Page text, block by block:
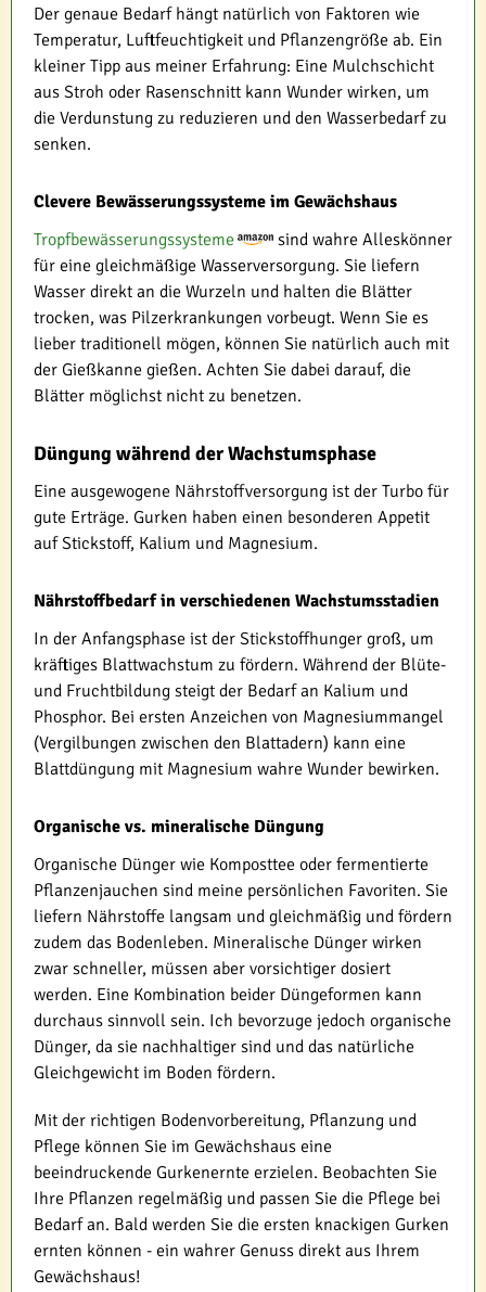
Der genaue Bedarf hängt natürlich von Faktoren wie
Temperatur, Luftfeuchtigkeit und Pflanzengröße ab. Ein
kleiner Tipp aus meiner Erfahrung: Eine Mulchschicht
aus Stroh oder Rasenschnitt kann Wunder wirken, um
die Verdunstung zu reduzieren und den Wasserbedarf zu
senken.
Clevere Bewässerungssysteme im Gewächshaus
Tropfbewässerungssysteme
sind wahre Alleskönner
für eine gleichmäßige Wasserversorgung. Sie liefern
Wasser direkt an die Wurzeln und halten die Blätter
trocken, was Pilzerkrankungen vorbeugt. Wenn Sie es
lieber traditionell mögen, können Sie natürlich auch mit
der Gießkanne gießen. Achten Sie dabei darauf, die
Blätter möglichst nicht zu benetzen.
Düngung während der Wachstumsphase
Eine ausgewogene Nährstoffversorgung ist der Turbo für
gute Erträge. Gurken haben einen besonderen Appetit
auf Stickstoff, Kalium und Magnesium.
Nährstoffbedarf in verschiedenen Wachstumsstadien
In der Anfangsphase ist der Stickstoffhunger groß, um
kräftiges Blattwachstum zu fördern. Während der Blüte-
und Fruchtbildung steigt der Bedarf an Kalium und
Phosphor. Bei ersten Anzeichen von Magnesiummangel
(Vergilbungen zwischen den Blattadern) kann eine
Blattdüngung mit Magnesium wahre Wunder bewirken.
Organische vs. mineralische Düngung
Organische Dünger wie Komposttee oder fermentierte
Pflanzenjauchen sind meine persönlichen Favoriten. Sie
liefern Nährstoffe langsam und gleichmäßig und fördern
zudem das Bodenleben. Mineralische Dünger wirken
zwar schneller, müssen aber vorsichtiger dosiert
werden. Eine Kombination beider Düngeformen kann
durchaus sinnvoll sein. Ich bevorzuge jedoch organische
Dünger, da sie nachhaltiger sind und das natürliche
Gleichgewicht im Boden fördern.
Mit der richtigen Bodenvorbereitung, Pflanzung und
Pflege können Sie im Gewächshaus eine
beeindruckende Gurkenernte erzielen. Beobachten Sie
Ihre Pflanzen regelmäßig und passen Sie die Pflege bei
Bedarf an. Bald werden Sie die ersten knackigen Gurken
ernten können - ein wahrer Genuss direkt aus Ihrem
Gewächshaus!